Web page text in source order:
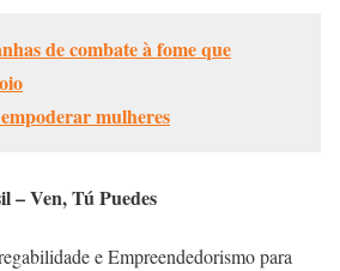
de combate à fome que
mulheres
– Ven, Tú Puedes
e Empreendedorismo para